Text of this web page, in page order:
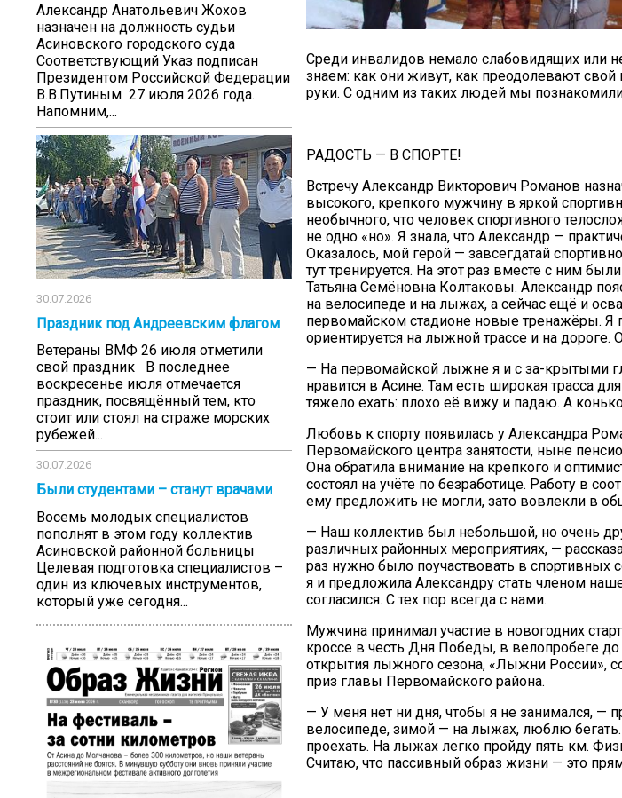
Александр Анатольевич Жохов
назначен на должность судьи
Асиновского городского суда
Соответствующий Указ подписан
Президентом Российской Федерации
В.В.Путиным 27 июля 2026 года.
Напомним,...
30.07.2026
Праздник под Андреевским флагом
Ветераны ВМФ 26 июля отметили
свой праздник В последнее
воскресенье июля отмечается
праздник, посвящённый тем, кто
стоит или стоял на страже морских
рубежей...
30.07.2026
Были студентами – станут врачами
Восемь молодых специалистов
пополнят в этом году коллектив
Асиновской районной больницы
Целевая подготовка специалистов –
один из ключевых инструментов,
который уже сегодня...
Среди инвалидов немало слабовидящих или
знаем: как они живут, как преодолевают свой
руки. С одним из таких людей мы
РАДОСТЬ — В СПОРТЕ!
Встречу Александр Викторович Романов
высокого, крепкого мужчину в яркой
необычного, что человек спортивного
не одно «но». Я знала, что Александр —
Оказалось, мой герой — завсегдатай
тут тренируется. На этот раз вместе с ним
Татьяна Семёновна Колтаковы. Александр
на велосипеде и на лыжах, а сейчас ещё и
первомайском стадионе новые тренажёры. Я
ориентируется на лыжной трассе и на дороге.
— На первомайской лыжне я и с за-крытыми
нравится в Асине. Там есть широкая трасса
тяжело ехать: плохо её вижу и падаю. А
Любовь к спорту появилась у Александра
Первомайского центра занятости, ныне
Она обратила внимание на крепкого и
состоял на учёте по безработице. Работу в
ему предложить не могли, зато вовлекли в
— Наш коллектив был небольшой, но очень
различных районных мероприятиях, —
раз нужно было поучаствовать в спортивных
я и предложила Александру стать членом
согласился. С тех пор всегда с нами.
Мужчина принимал участие в новогодних
кроссе в честь Дня Победы, в велопробеге
открытия лыжного сезона, «Лыжни России»,
приз главы Первомайского района.
— У меня нет ни дня, чтобы я не занимался, —
велосипеде, зимой — на лыжах, люблю
проехать. На лыжах легко пройду пять км.
Считаю, что пассивный образ жизни — это